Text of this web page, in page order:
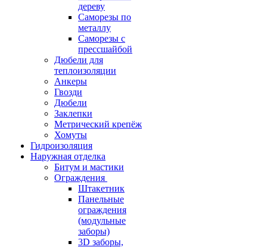
дереву
Саморезы по
металлу
Саморезы с
прессшайбой
Дюбели для
теплоизоляции
Анкеры
Гвозди
Дюбели
Заклепки
Метрический крепёж
Хомуты
Гидроизоляция
Наружная отделка
Битум и мастики
Ограждения
Штакетник
Панельные
ограждения
(модульные
заборы)
3D заборы,